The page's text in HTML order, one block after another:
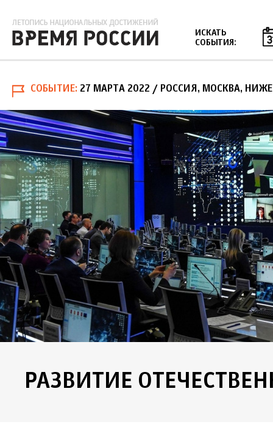
ИСКАТЬ
СОБЫТИЯ:
СОБЫТИЕ 27 МАРТА 2022 / РОССИЯ, МОСКВА,
РАЗВИТИЕ